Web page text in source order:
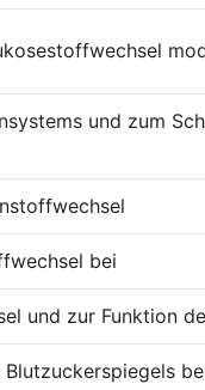
und zum
bei
und zur Funktion